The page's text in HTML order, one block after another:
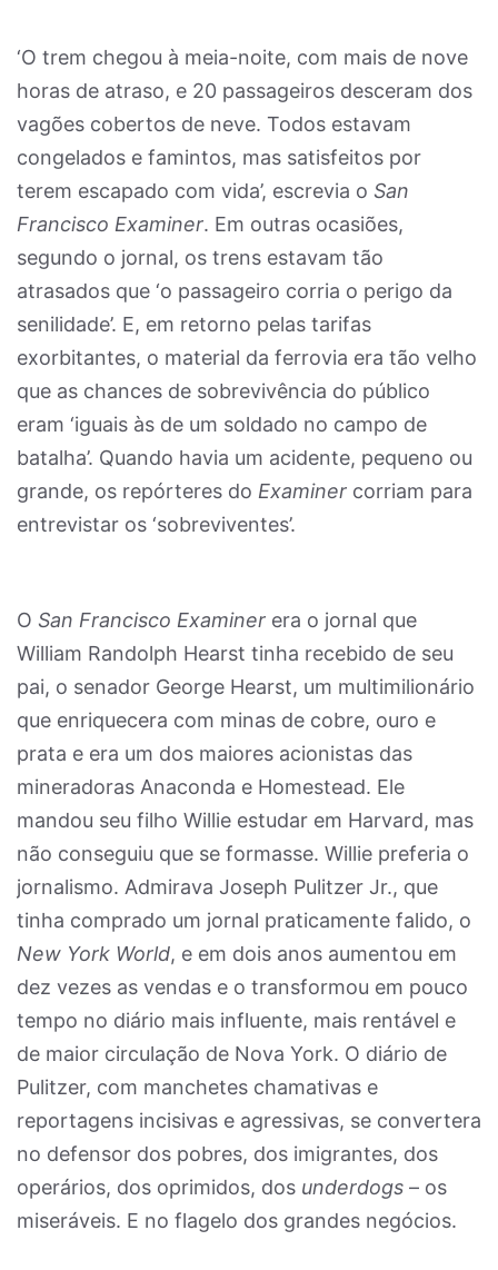
‘O trem chegou à meia-noite, com mais de nove
horas de atraso, e 20 passageiros desceram dos
vagões cobertos de neve. Todos estavam
congelados e famintos, mas satisfeitos por
terem escapado com vida’, escrevia o San
Francisco Examiner. Em outras ocasiões,
segundo o jornal, os trens estavam tão
atrasados que ‘o passageiro corria o perigo da
senilidade’. E, em retorno pelas tarifas
exorbitantes, o material da ferrovia era tão velho
que as chances de sobrevivência do público
eram ‘iguais às de um soldado no campo de
batalha’. Quando havia um acidente, pequeno ou
grande, os repórteres do Examiner corriam para
entrevistar os ‘sobreviventes’.
O San Francisco Examiner era o jornal que
William Randolph Hearst tinha recebido de seu
pai, o senador George Hearst, um multimilionário
que enriquecera com minas de cobre, ouro e
prata e era um dos maiores acionistas das
mineradoras Anaconda e Homestead. Ele
mandou seu filho Willie estudar em Harvard, mas
não conseguiu que se formasse. Willie preferia o
jornalismo. Admirava Joseph Pulitzer Jr., que
tinha comprado um jornal praticamente falido, o
New York World, e em dois anos aumentou em
dez vezes as vendas e o transformou em pouco
tempo no diário mais influente, mais rentável e
de maior circulação de Nova York. O diário de
Pulitzer, com manchetes chamativas e
reportagens incisivas e agressivas, se convertera
no defensor dos pobres, dos imigrantes, dos
operários, dos oprimidos, dos underdogs – os
miseráveis. E no flagelo dos grandes negócios.